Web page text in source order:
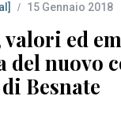
15 Gennaio 2018
valori ed
del nuovo
Besnate